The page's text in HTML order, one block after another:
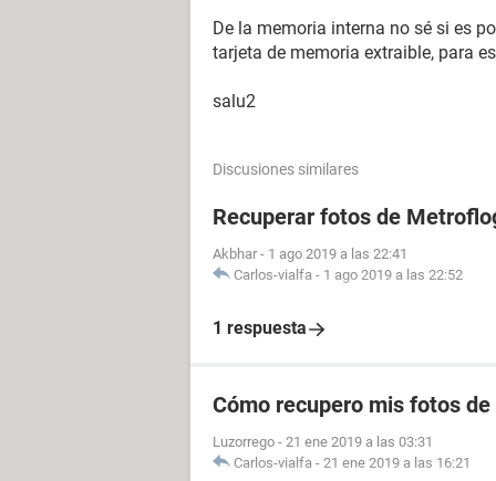
De la memoria interna no sé si es
tarjeta de memoria extraible, para
salu2
Discusiones similares
Recuperar fotos de
Akbhar - 1 ago 2019 a las 22:41
Carlos-vialfa - 1 ago 2019 a las 22:52
1 respuesta
Cómo recupero mis fotos
Luzorrego - 21 ene 2019 a las 03:31
Carlos-vialfa - 21 ene 2019 a las 16:21